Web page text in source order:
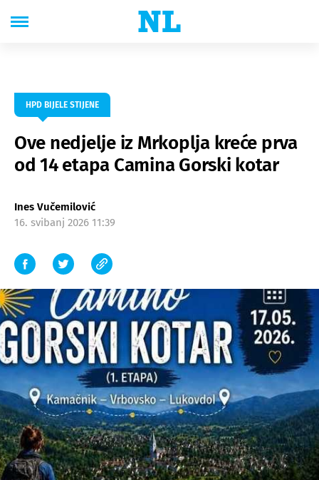
HPD BIJELE STIJENE
Ove nedjelje iz Mrkoplja kreće prva
od 14 etapa Camina Gorski kotar
Ines Vučemilović
16. svibanj 2026 11:39